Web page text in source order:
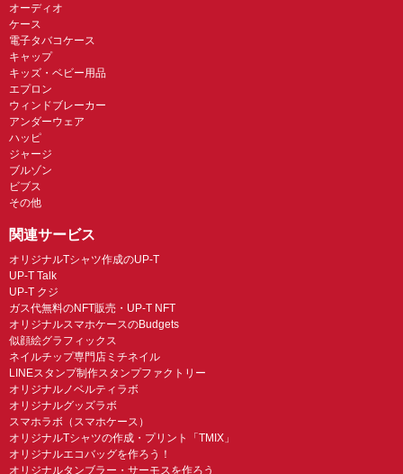
オーディオ
ケース
電子タバコケース
キャップ
キッズ・ベビー用品
エプロン
ウィンドブレーカー
アンダーウェア
ハッピ
ジャージ
ブルゾン
ビブス
その他
関連サービス
オリジナルTシャツ作成のUP-T
UP-T Talk
UP-T クジ
ガス代無料のNFT販売・UP-T NFT
オリジナルスマホケースのBudgets
似顔絵グラフィックス
ネイルチップ専門店ミチネイル
LINEスタンプ制作スタンプファクトリー
オリジナルノベルティラボ
オリジナルグッズラボ
スマホラボ（スマホケース）
オリジナルTシャツの作成・プリント「TMIX」
オリジナルエコバッグを作ろう！
オリジナルタンブラー・サーモスを作ろう